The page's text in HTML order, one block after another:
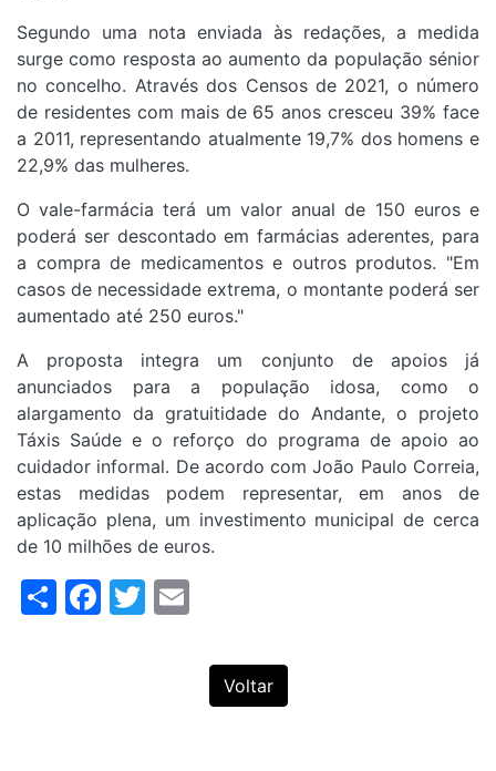
Segundo uma nota enviada às redações, a medida
surge como resposta ao aumento da população sénior
no concelho. Através dos Censos de 2021, o número
de residentes com mais de 65 anos cresceu 39% face
a 2011, representando atualmente 19,7% dos homens e
22,9% das mulheres.
O vale-farmácia terá um valor anual de 150 euros e
poderá ser descontado em farmácias aderentes, para
a compra de medicamentos e outros produtos. "Em
casos de necessidade extrema, o montante poderá ser
aumentado até 250 euros."
A proposta integra um conjunto de apoios já
anunciados para a população idosa, como o
alargamento da gratuitidade do Andante, o projeto
Táxis Saúde e o reforço do programa de apoio ao
cuidador informal. De acordo com João Paulo Correia,
estas medidas podem representar, em anos de
aplicação plena, um investimento municipal de cerca
de 10 milhões de euros.
ShareFacebook
Twitter
Voltar